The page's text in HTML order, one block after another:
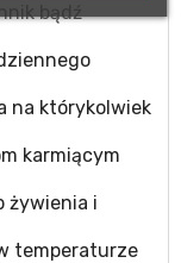
bądź
na którykolwiek
karmiącym
żywienia i
temperaturze